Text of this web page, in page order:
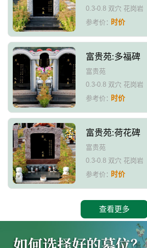
0.3-0.8 双穴 花岗岩
参考价：时价
富贵苑:多福碑
富贵苑
0.3-0.8 双穴 花岗岩
参考价：时价
富贵苑:荷花碑
富贵苑
0.3-0.8 双穴 花岗岩
参考价：时价
查看更多